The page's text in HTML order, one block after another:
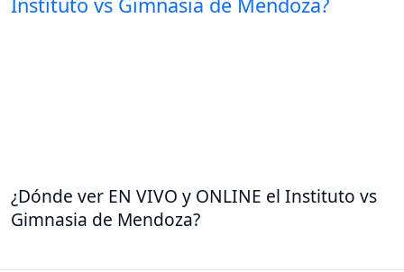
¿Dónde ver EN VIVO y ONLINE el Instituto vs
Gimnasia de Mendoza?